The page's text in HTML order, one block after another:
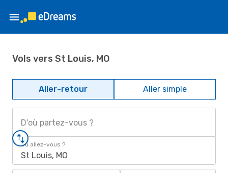
Vols vers St Louis, MO
Aller-retour Aller simple
D'où partez-vous ?
Où allez-vous ?
St Louis, MO